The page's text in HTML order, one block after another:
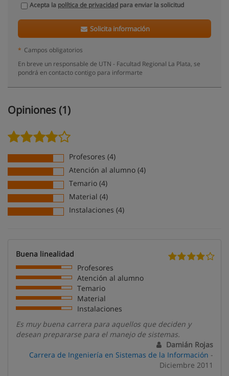
Acepta la política de privacidad para enviar la solicitud
Solicita información
* Campos obligatorios
En breve un responsable de UTN - Facultad Regional La Plata, se
pondrá en contacto contigo para informarte
Opiniones (1)
Profesores (4)
Atención al alumno (4)
Temario (4)
Material (4)
Instalaciones (4)
Buena linealidad
Profesores
Atención al alumno
Temario
Material
Instalaciones
Es muy buena carrera para aquellos que deciden y
desean prepararse para el manejo de sistemas.
Damián Rojas
Carrera de Ingeniería en Sistemas de la Información -
Diciembre 2011